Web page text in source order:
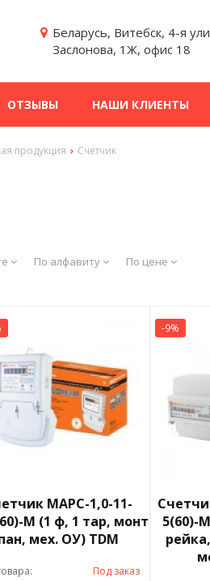
Беларусь, Витебск, 4-я
Заслонова, 1Ж, офис 18
ОТЗЫВЫ НАШИ КЛИЕНТЫ
продукция Счетчик
По алфавиту По цене
МАРС-1,0-11-
М (1 ф, 1 тар, монт
мех. ОУ) TDM
Под заказ
-9%
5(60)-